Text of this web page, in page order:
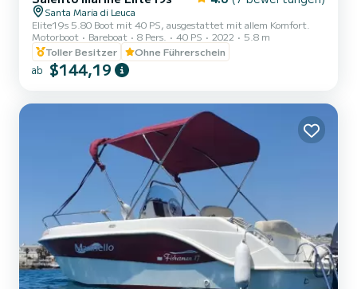
Santa Maria di Leuca
Elite19s 5.80 Boot mit 40 PS, ausgestattet mit allem Komfort.
Motorboot
Bareboat 8 Pers. 40 PS 2022
5.8 m
Toller Besitzer
Ohne Führerschein
ab $144,19